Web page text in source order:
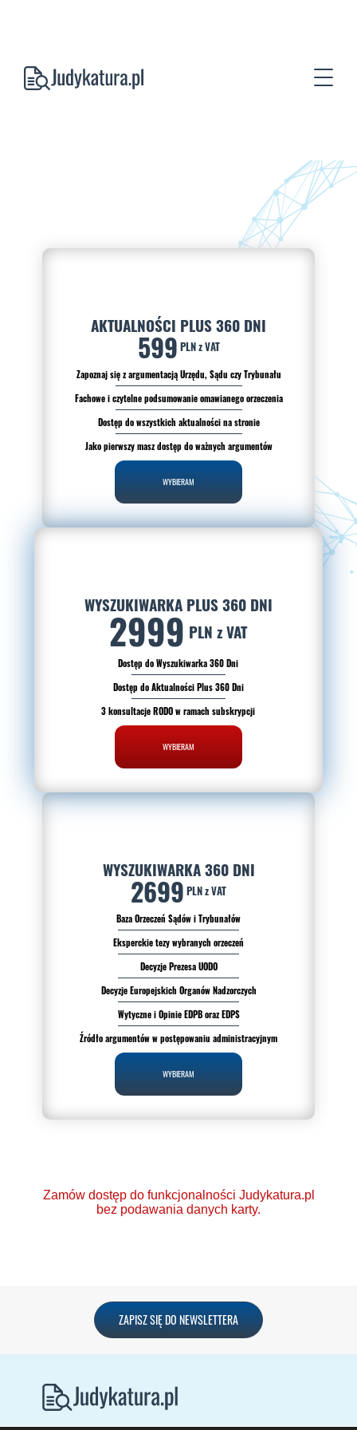
AKTUALNOŚCI PLUS 360 DNI
599 PLN z VAT
Zapoznaj się z argumentacją Urzędu, Sądu czy Trybunału
Fachowe i czytelne podsumowanie omawianego orzeczenia
Dostęp do wszystkich aktualności na stronie
Jako pierwszy masz dostęp do ważnych argumentów
WYBIERAM
WYSZUKIWARKA PLUS 360 DNI
2999 PLN z VAT
Dostęp do Wyszukiwarka 360 Dni
Dostęp do Aktualności Plus 360 Dni
3 konsultacje RODO w ramach subskrypcji
WYBIERAM
WYSZUKIWARKA 360 DNI
2699 PLN z VAT
Baza Orzeczeń Sądów i Trybunałów
Eksperckie tezy wybranych orzeczeń
Decyzje Prezesa UODO
Decyzje Europejskich Organów Nadzorczych
Wytyczne i Opinie EDPB oraz EDPS
Źródło argumentów w postępowaniu administracyjnym
WYBIERAM
Zamów dostęp do funkcjonalności Judykatura.pl
bez podawania danych karty.
Ponad 2000 orzeczeń
o Ochronie Danych
Codzienna aktualizacja
ZAPISZ SIĘ DO NEWSLETTERA